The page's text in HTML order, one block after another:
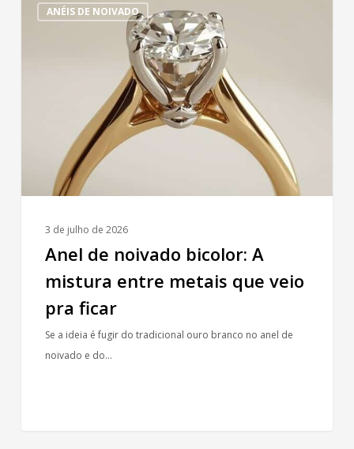
ANÉIS DE NOIVADO
3 de julho de 2026
Anel de noivado bicolor: A
mistura entre metais que veio
pra ficar
Se a ideia é fugir do tradicional ouro branco no anel de
noivado e do…